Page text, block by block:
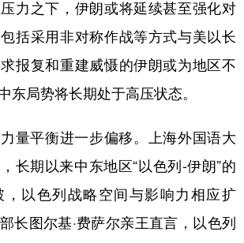
内蒙古 黑龙江
日本語 한국어
Português
力之下，伊朗或将延续甚至强化对
括采用非对称作战等方式与美以长
报复和重建威慑的伊朗或为地区不
东局势将长期处于高压状态。
平衡进一步偏移。上海外国语大
长期以来中东地区“以色列-伊朗”的
，以色列战略空间与影响力相应扩
长图尔基·费萨尔亲王直言，以色列